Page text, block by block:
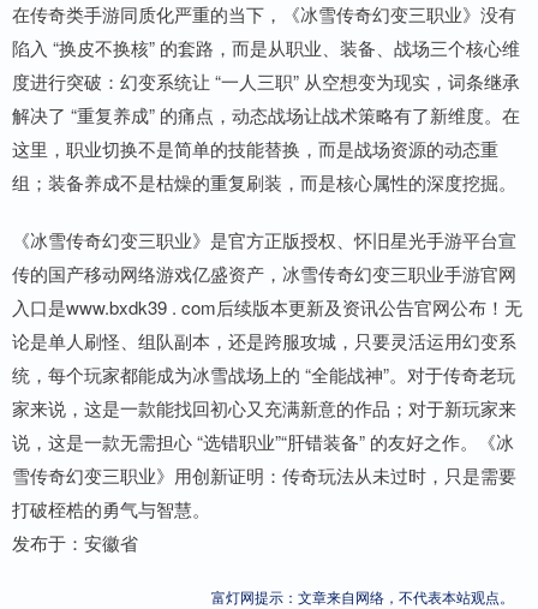
在传奇类手游同质化严重的当下，《冰雪传奇幻变三职业》没有
陷入 “换皮不换核” 的套路，而是从职业、装备、战场三个核心维
度进行突破：幻变系统让 “一人三职” 从空想变为现实，词条继承
解决了 “重复养成” 的痛点，动态战场让战术策略有了新维度。在
这里，职业切换不是简单的技能替换，而是战场资源的动态重
组；装备养成不是枯燥的重复刷装，而是核心属性的深度挖掘。
《冰雪传奇幻变三职业》是官方正版授权、怀旧星光手游平台宣
传的国产移动网络游戏亿盛资产，冰雪传奇幻变三职业手游官网
入口是www.bxdk39 . com后续版本更新及资讯公告官网公布！无
论是单人刷怪、组队副本，还是跨服攻城，只要灵活运用幻变系
统，每个玩家都能成为冰雪战场上的 “全能战神”。对于传奇老玩
家来说，这是一款能找回初心又充满新意的作品；对于新玩家来
说，这是一款无需担心 “选错职业”“肝错装备” 的友好之作。《冰
雪传奇幻变三职业》用创新证明：传奇玩法从未过时，只是需要
打破桎梏的勇气与智慧。
发布于：安徽省
富灯网提示：文章来自网络，不代表本站观点。